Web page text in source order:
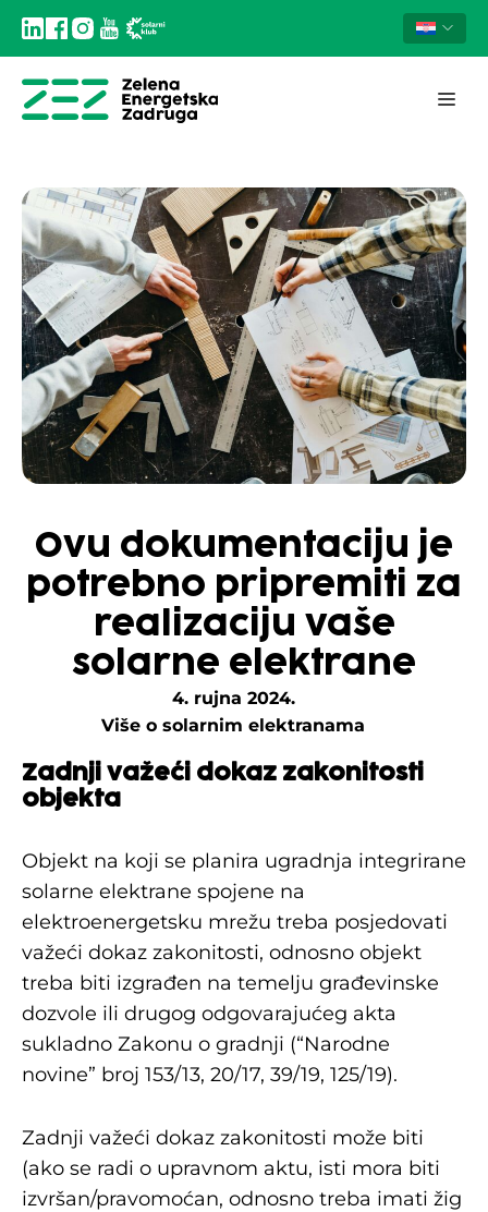
Ovu dokumentaciju je
potrebno pripremiti za
realizaciju vaše
solarne elektrane
4. rujna 2024.
Više o solarnim elektranama
Zadnji važeći dokaz zakonitosti
objekta
Objekt na koji se planira ugradnja integrirane
solarne elektrane spojene na
elektroenergetsku mrežu treba posjedovati
važeći dokaz zakonitosti, odnosno objekt
treba biti izgrađen na temelju građevinske
dozvole ili drugog odgovarajućeg akta
sukladno Zakonu o gradnji (“Narodne
novine” broj 153/13, 20/17, 39/19, 125/19).
Zadnji važeći dokaz zakonitosti može biti
(ako se radi o upravnom aktu, isti mora biti
izvršan/pravomoćan, odnosno treba imati žig